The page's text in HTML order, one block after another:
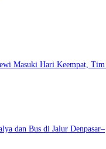
Masuki Hari Keempat,
dan Bus di Jalur Denpasar–